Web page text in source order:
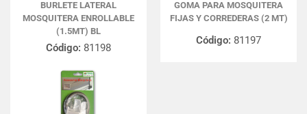
BURLETE LATERAL
MOSQUITERA ENROLLABLE
(1.5MT) BL
Código: 81198
GOMA PARA MOSQUITERA
FIJAS Y CORREDERAS (2 MT)
Código: 81197